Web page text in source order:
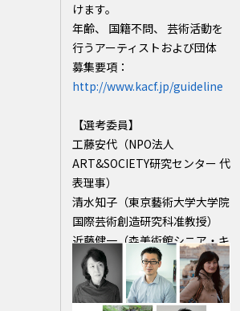
けます。
年齢、 国籍不問、 芸術活動を
行うアーティストおよび団体
募集要項：
http://www.kacf.jp/guideline
【選考委員】
工藤安代（NPO法人
ART&SOCIETY研究センター 代
表理事）
清水知子（東京藝術大学大学院
国際芸術創造研究科准教授）
近藤健一（森美術館シニア・キ
ュレーター）
相馬千秋（NPO法人 芸術公社
代表理事／アートプロデューサ